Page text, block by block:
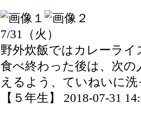
7/31（火）
野外炊飯ではカレーラ
食べ終わった後は、次
えるよう、ていねいに
【５年生】 2018-07-31